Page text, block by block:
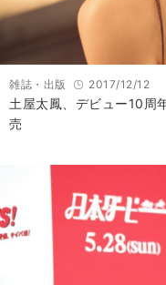
雑誌・出版 2017/12/12
土屋太鳳、デビュー10周
売